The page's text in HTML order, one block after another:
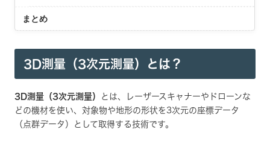
まとめ
3D測量（3次元測量）とは？
3D測量（3次元測量）
とは、レーザースキャナーやドローンな
どの機材を使い、対象物や地形の形状を3次元の座標データ
（点群データ）として取得する技術です。